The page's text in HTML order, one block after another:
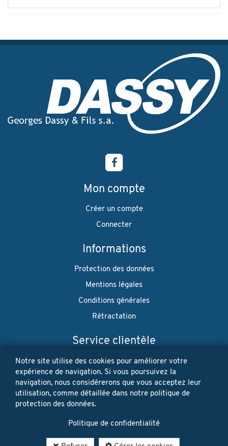
Mon compte
Créer un compte
Connecter
Informations
Protection des données
Mentions légales
Conditions générales
Rétractation
Service clientèle
Envoi
Newsletter
Restez à jour! Vos données personnelles ne seront jamais
vendues ni louées. Désinscription possible à tout moment.
Notre site utilise des cookies pour améliorer votre
expérience de navigation. Si vous poursuivez la
navigation, nous considérerons que vous acceptez leur
utilisation, comme détaillée dans notre politique de
protection des données.
Politique de confidentialité